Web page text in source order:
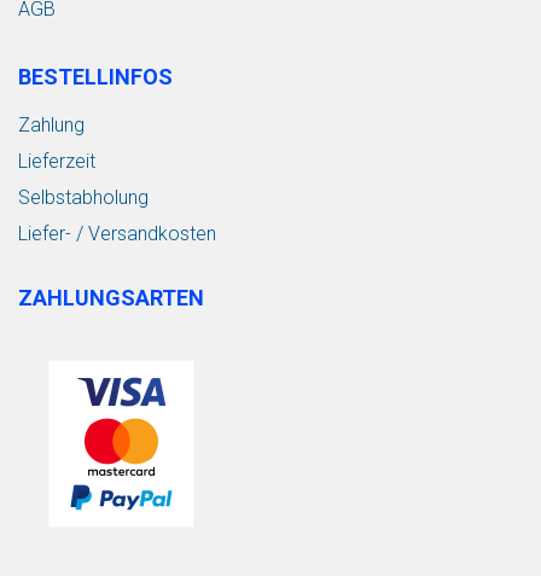
AGB
BESTELLINFOS
Zahlung
Lieferzeit
Selbstabholung
Liefer- / Versandkosten
ZAHLUNGSARTEN